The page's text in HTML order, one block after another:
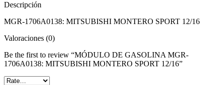
Descripción
MGR-1706A0138: MITSUBISHI MONTERO SPORT 12/16
Valoraciones (0)
Be the first to review “MÓDULO DE GASOLINA MGR-
1706A0138: MITSUBISHI MONTERO SPORT 12/16”